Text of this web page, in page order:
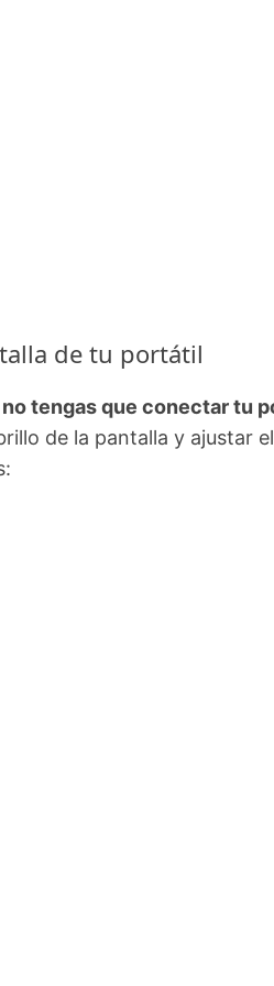
de tu portátil
tengas que conectar tu
de la pantalla y ajustar el